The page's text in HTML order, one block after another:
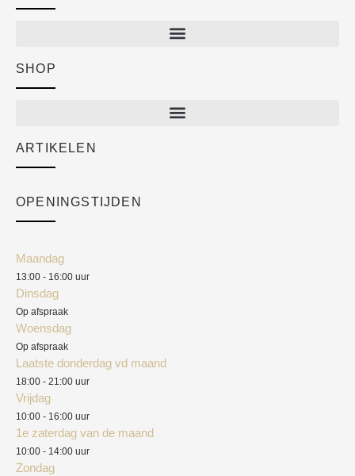
Academy
SHOP
ARTIKELEN
OPENINGSTIJDEN
Maandag
13:00 - 16:00 uur
Dinsdag
Op afspraak
Woensdag
Op afspraak
Laatste donderdag vd maand
18:00 - 21:00 uur
Vrijdag
10:00 - 16:00 uur
1e zaterdag van de maand
10:00 - 14:00 uur
Zondag